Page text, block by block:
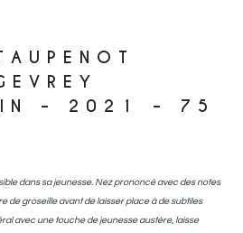
– 2021 – 75
dans sa jeunesse. Nez prononcé avec des notes
de groseille avant de laisser place à de subtiles
avec une touche de jeunesse austère, laisse